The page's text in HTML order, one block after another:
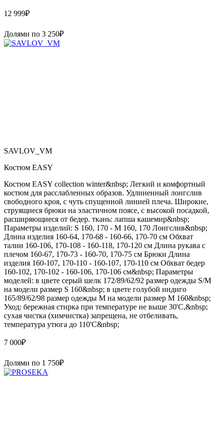
12 999₽
Долями по 3 250₽
SAVLOV_VM
Костюм EASY
Костюм EASY collection winter&nbsp; Легкий и комфортный
костюм для расслабленных образов. Удлиненный лонгслив
свободного кроя, с чуть спущенной линией плеча. Широкие,
струящиеся брюки на эластичном поясе, с высокой посадкой,
расширяющиеся от бедер. ткань: лапша кашемир&nbsp;
Параметры изделий: S 160, 170 - M 160, 170 Лонгслив&nbsp;
Длина изделия 160-64, 170-68 - 160-66, 170-70 см Обхват
талии 160-106, 170-108 - 160-118, 170-120 см Длина рукава с
плечом 160-67, 170-73 - 160-70, 170-75 см Брюки Длина
изделия 160-107, 170-110 - 160-107, 170-110 см Обхват бедер
160-102, 170-102 - 160-106, 170-106 см&nbsp; Параметры
моделей: в цвете серый шелк 172/89/62/92 размер одежды S/M
на модели размер S 160&nbsp; в цвете голубой индиго
165/89/62/98 размер одежды M на модели размер M 160&nbsp;
Уход: бережная стирка при температуре не выше 30'C,&nbsp;
сухая чистка (химчистка) запрещена, не отбеливать,
температура утюга до 110'C&nbsp;
7 000₽
Долями по 1 750₽